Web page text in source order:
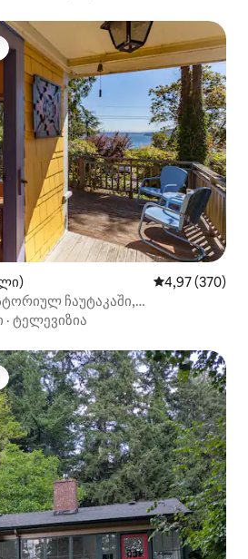
ვარიანტი
საშუალო
4,97 (370)
ჩაუტაკაში,
· ტელევიზია
ვარიანტი